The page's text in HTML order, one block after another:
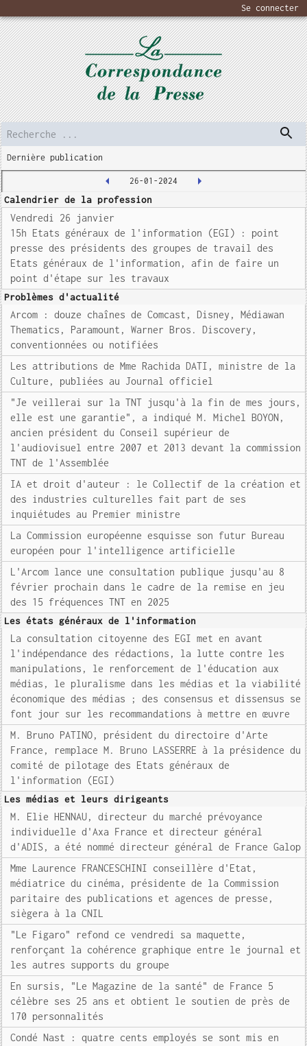
Se connecter
Dernière publication
26-01-2024
Calendrier de la profession
Vendredi 26 janvier
15h Etats généraux de l'information (EGI) : point
presse des présidents des groupes de travail des
Etats généraux de l'information, afin de faire un
point d'étape sur les travaux
Problèmes d'actualité
Arcom : douze chaînes de Comcast, Disney, Médiawan
Thematics, Paramount, Warner Bros. Discovery,
conventionnées ou notifiées
Les attributions de Mme Rachida DATI, ministre de la
Culture, publiées au Journal officiel
"Je veillerai sur la TNT jusqu'à la fin de mes jours,
elle est une garantie", a indiqué M. Michel BOYON,
ancien président du Conseil supérieur de
l'audiovisuel entre 2007 et 2013 devant la commission
TNT de l'Assemblée
IA et droit d'auteur : le Collectif de la création et
des industries culturelles fait part de ses
inquiétudes au Premier ministre
La Commission européenne esquisse son futur Bureau
européen pour l'intelligence artificielle
L'Arcom lance une consultation publique jusqu'au 8
février prochain dans le cadre de la remise en jeu
des 15 fréquences TNT en 2025
Les états généraux de l'information
La consultation citoyenne des EGI met en avant
l'indépendance des rédactions, la lutte contre les
manipulations, le renforcement de l'éducation aux
médias, le pluralisme dans les médias et la viabilité
économique des médias ; des consensus et dissensus se
font jour sur les recommandations à mettre en œuvre
M. Bruno PATINO, président du directoire d'Arte
France, remplace M. Bruno LASSERRE à la présidence du
comité de pilotage des Etats généraux de
l'information (EGI)
Les médias et leurs dirigeants
M. Elie HENNAU, directeur du marché prévoyance
individuelle d'Axa France et directeur général
d'ADIS, a été nommé directeur général de France Galop
Mme Laurence FRANCESCHINI conseillère d'Etat,
médiatrice du cinéma, présidente de la Commission
paritaire des publications et agences de presse,
siègera à la CNIL
"Le Figaro" refond ce vendredi sa maquette,
renforçant la cohérence graphique entre le journal et
les autres supports du groupe
En sursis, "Le Magazine de la santé" de France 5
célèbre ses 25 ans et obtient le soutien de près de
170 personnalités
Condé Nast : quatre cents employés se sont mis en